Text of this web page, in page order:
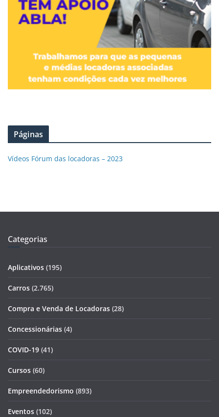
Páginas
Vídeos Fórum das locadoras – 2023
Categorias
Aplicativos (195)
Carros (2.765)
Compra e Venda de Locadoras (28)
Concessionárias (4)
COVID-19 (41)
Cursos (60)
Empreendedorismo (893)
Eventos (102)